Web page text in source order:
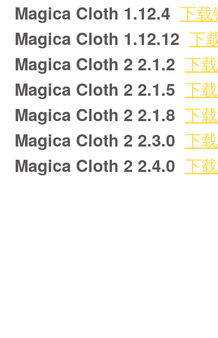
Magica Cloth 1.12.4 下
Magica Cloth 1.12.12 下
Magica Cloth 2 2.1.2 下
Magica Cloth 2 2.1.5 下
Magica Cloth 2 2.1.8 下
Magica Cloth 2 2.3.0 下
Magica Cloth 2 2.4.0 下